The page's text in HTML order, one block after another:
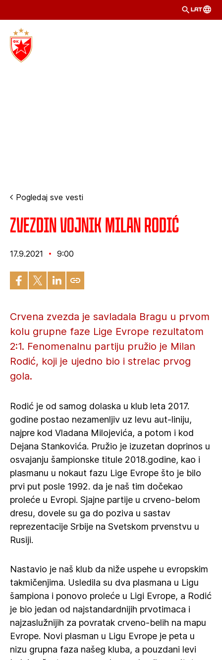
LAT
Pogledaj sve vesti
Zvezdin vojnik Milan Rodić
17.9.2021 9:00
Crvena zvezda je savladala Bragu u prvom
kolu grupne faze Lige Evrope rezultatom
2:1. Fenomenalnu partiju pružio je Milan
Rodić, koji je ujedno bio i strelac prvog
gola.
Rodić je od samog dolaska u klub leta 2017.
godine postao nezamenljiv uz levu aut-liniju,
najpre kod Vladana Milojevića, a potom i kod
Dejana Stankovića. Pružio je izuzetan doprinos u
osvajanju šampionske titule 2018.godine, kao i
plasmanu u nokaut fazu Lige Evrope što je bilo
prvi put posle 1992. da je naš tim dočekao
proleće u Evropi. Sjajne partije u crveno-belom
dresu, dovele su ga do poziva u sastav
reprezentacije Srbije na Svetskom prvenstvu u
Rusiji.
Nastavio je naš klub da niže uspehe u evropskim
takmičenjima. Usledila su dva plasmana u Ligu
šampiona i ponovo proleće u Ligi Evrope, a Rodić
je bio jedan od najstandardnijih prvotimaca i
najzaslužnijih za povratak crveno-belih na mapu
Evrope. Novi plasman u Ligu Evrope je peta u
nizu grupna faza našeg kluba, a pouzdani levi